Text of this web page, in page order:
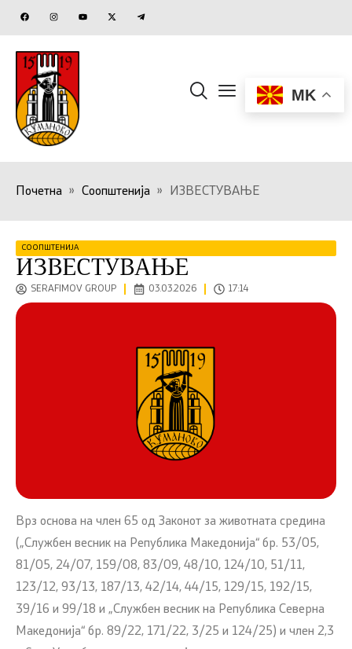
MK
Почетна » Соопштенија » ИЗВЕСТУВАЊЕ
СООПШТЕНИЈА
ИЗВЕСТУВАЊЕ
SERAFIMOV GROUP 03.03.2026 17:14
Врз основа на член 65 од Законот за животната средина
(„Службен весник на Република Македонија“ бр. 53/05,
81/05, 24/07, 159/08, 83/09, 48/10, 124/10, 51/11,
123/12, 93/13, 187/13, 42/14, 44/15, 129/15, 192/15,
39/16 и 99/18 и „Службен весник на Република Северна
Македонија“ бр. 89/22, 171/22, 3/25 и 124/25) и член 2,3